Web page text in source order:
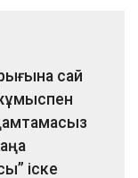
сай
іске